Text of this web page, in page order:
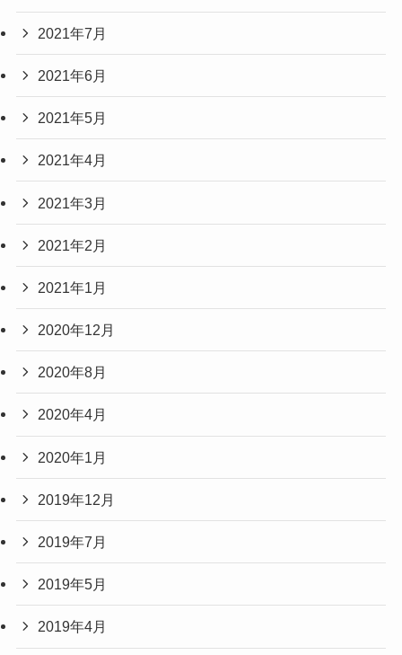
2021年7月
2021年6月
2021年5月
2021年4月
2021年3月
2021年2月
2021年1月
2020年12月
2020年8月
2020年4月
2020年1月
2019年12月
2019年7月
2019年5月
2019年4月